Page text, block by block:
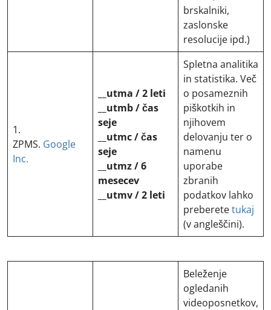
brskalniki,
zaslonske
resolucije ipd.)
1.
ZPMS. Google
Inc.
__utma / 2 leti
__utmb / čas
seje
__utmc / čas
seje
__utmz / 6
mesecev
__utmv / 2 leti
Spletna analitika
in statistika. Več
o posameznih
piškotkih in
njihovem
delovanju ter o
namenu
uporabe
zbranih
podatkov lahko
preberetetukaj
(v angleščini).
Beleženje
ogledanih
videoposnetkov,